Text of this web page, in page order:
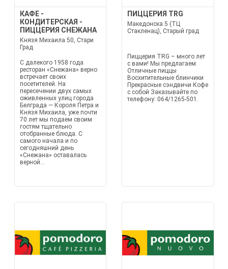
КАФЕ -
КОНДИТЕРСКАЯ -
ПИЦЦЕРИЯ СНЕЖАНА
Князя Михаила 50, Стари
Град
С далекого 1958 года
ресторан «Снежана» верно
встречает своих
посетителей. На
пересечении двух самых
оживленных улиц города
Белграда — Короля Петра и
Князя Михаила, уже почти
70 лет мы подаем своим
гостям тщательно
отобранные блюда. С
самого начала и по
сегодняшний день
«Снежана» оставалась
верной...
ПИЦЦЕРИЯ TRG
Македонска 5 (ТЦ
Стакленац), Старый град
Пиццерия TRG – много лет
с вами! Мы предлагаем:
Отличные пиццы
Восхитительные блинчики
Прекрасные сэндвичи Кофе
с собой Заказывайте по
телефону: 064/1265-501.